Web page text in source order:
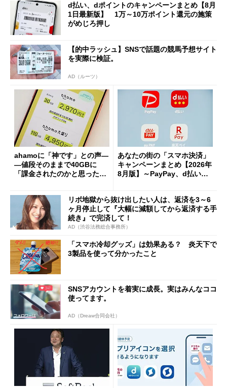
d払い、dポイントのキャンペーンまとめ【8月
1日最新版】 1万～10万ポイント還元の施策
がめじろ押し
【的中ラッシュ】SNSで話題の競馬予想サイト
を実際に検証。
AD（ルーツ）
ahamoに「神です」との声―
―値段そのままで40GBに
「課金されたのかと思った」
あなたの街の「スマホ決済」
キャンペーンまとめ【2026年
8月版】～PayPay、d払い、a
リボ地獄から抜け出したい人は、返済を3～6
ヶ月停止して『大幅に減額してから返済する手
続き』で完済して！
AD（渋谷法務総合事務所）
「スマホ冷却グッズ」は効果ある？ 炎天下で
3製品を使って分かったこと
SNSアカウントを着実に成長。実はみんなココ
使ってます。
AD（Dreaw合同会社）